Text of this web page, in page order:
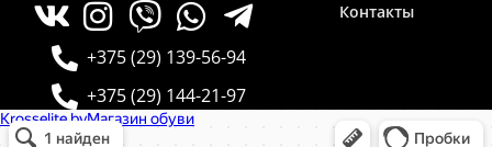
+375 (29) 139-56-94
+375 (29) 144-21-97
Контакты
Krosselite.by
Информационный интернет-сайт в Минске